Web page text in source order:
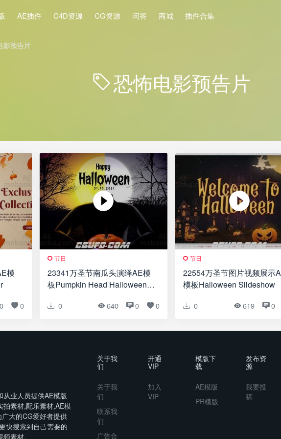
AE插件 C4D资源 CG资源 问答 商城 插件合集
影预告片
恐怖电影预告片
模
0 0
节日
23341万圣节南瓜头演绎AE模
板Pumpkin Head Halloween
0 640 0 0
节日
22554万圣节图片视频展示
模板Halloween Slideshow
0 619 0
业人员提供AE模版
拍素材,配乐素材,AE模
大的CG爱好者提供
快搜索到自己需要的
素材。
关于我
们
关于我
们
联系我
们
广告合
开通
VIP
加入
VIP
模版下
载
AE模版
PR模版
发布资
源
我要投
稿